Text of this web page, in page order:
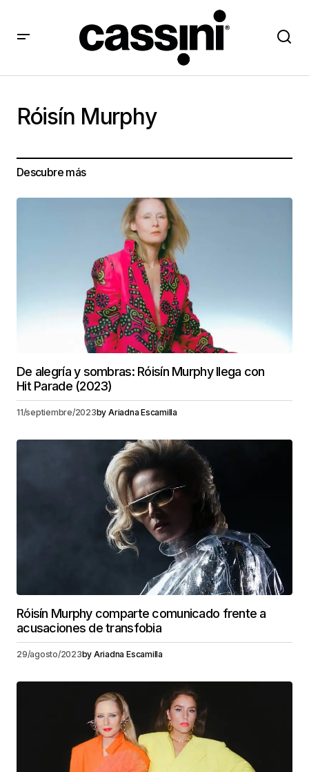
Róisín Murphy
Descubre más
De alegría y sombras: Róisín Murphy llega con
Hit Parade (2023)
11/septiembre/2023by Ariadna Escamilla
Róisín Murphy comparte comunicado frente a
acusaciones de transfobia
29/agosto/2023by Ariadna Escamilla